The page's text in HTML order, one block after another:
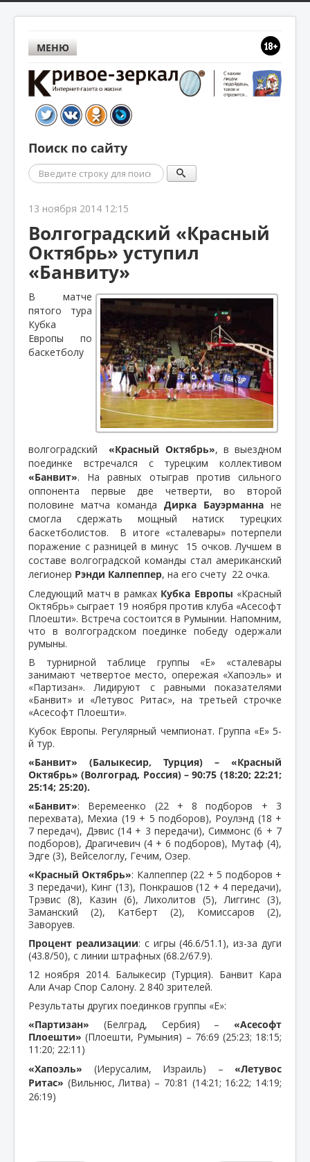
МЕНЮ
Поиск по сайту
Поиск
13 ноября 2014 12:15
Волгоградский «Красный
Октябрь» уступил
«Банвиту»
В матче
пятого тура
Кубка
Европы по
баскетболу
волгоградский «Красный Октябрь», в выездном
поединке встречался с турецким коллективом
«Банвит». На равных отыграв против сильного
оппонента первые две четверти, во второй
половине матча команда Дирка Бауэрманна не
смогла сдержать мощный натиск турецких
баскетболистов.
В итоге «сталевары» потерпели
поражение с разницей в минус
15 очков. Лучшем в
составе волгоградской команды стал американский
легионер Рэнди Калпеппер, на его счету 22 очка.
Следующий матч в рамках Кубка Европы «Красный
Октябрь» сыграет 19 ноября против клуба «Асесофт
Плоешти». Встреча состоится в Румынии. Напомним,
что в волгоградском поединке победу одержали
румыны.
В турнирной таблице группы «Е» «сталевары
занимают четвертое место, опережая «Хапоэль» и
«Партизан». Лидируют с равными показателями
«Банвит» и «Летувос Ритас», на третьей строчке
«Асесофт Плоешти».
Кубок Европы. Регулярный чемпионат. Группа «Е» 5-
й тур.
«Банвит» (Балыкесир, Турция) – «Красный
Октябрь» (Волгоград, Россия) – 90:75 (18:20; 22:21;
25:14; 25:20).
«Банвит»:
Веремеенко (22 + 8 подборов + 3
перехвата), Мехиа (19 + 5 подборов), Роулэнд (18 +
7 передач), Дэвис (14 + 3 передачи), Симмонс (6 + 7
подборов), Драгичевич (4 + 6 подборов), Мутаф (4),
Эдге (3), Вейселоглу, Гечим, Озер.
«Красный Октябрь»: Калпеппер (22 + 5 подборов +
3 передачи), Кинг (13), Понкрашов (12 + 4 передачи),
Трэвис (8), Казин (6), Лихолитов (5), Лиггинс (3),
Заманский (2), Катберт (2), Комиссаров (2),
Заворуев.
Процент реализации: с игры (46.6/51.1), из-за дуги
(43.8/50), с линии штрафных (68.2/67.9).
12 ноября 2014. Балыкесир (Турция). Банвит Кара
Али Ачар Спор Салону. 2 840 зрителей.
Результаты других поединков группы «Е»:
«Партизан» (Белград, Сербия) – «Асесофт
Плоешти» (Плоешти, Румыния) – 76:69 (25:23; 18:15;
11:20; 22:11)
«Хапоэль» (Иерусалим, Израиль) – «Летувос
Ритас» (Вильнюс, Литва) – 70:81 (14:21; 16:22; 14:19;
26:19)